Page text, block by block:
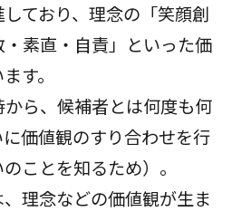
→
行動基準
義
創する姿勢
ャー
しむ組織風土
ており、理念の「笑顔創
素直・自責」といった価
す。
ら、候補者とは何度も何
価値観のすり合わせを行
ことを知るため）。
理念などの価値観が生ま